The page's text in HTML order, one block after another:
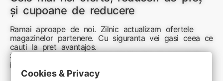
și cupoane de reducere
Ramai aproape de noi. Zilnic actualizam ofertele
magazinelor partenere. Cu siguranta vei gasi ceea ce
cauti la pret avantajos.
Sunteti aici pentru reduceri inteligente si cumpărături
inspirate
Cookies & Privacy